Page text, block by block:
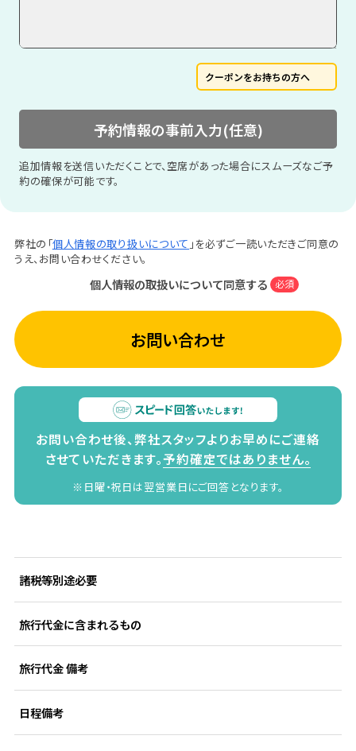
クーポンをお持ちの方へ
予約情報の事前入力(任意)
追加情報を送信いただくことで、空席があった場合にスムーズなご予
約の確保が可能です。
弊社の「個人情報の取り扱いについて 」を必ずご一読いただきご同意の
うえ、お問い合わせください。
個人情報の取扱いについて同意する 必須
お問い合わせ
お問い合わせ後、弊社スタッフよりお早めにご連絡
させていただきます。予約確定ではありません。
※日曜・祝日は翌営業日にご回答となります。
諸税等別途必要
旅行代金に含まれるもの
旅行代金 備考
日程備考